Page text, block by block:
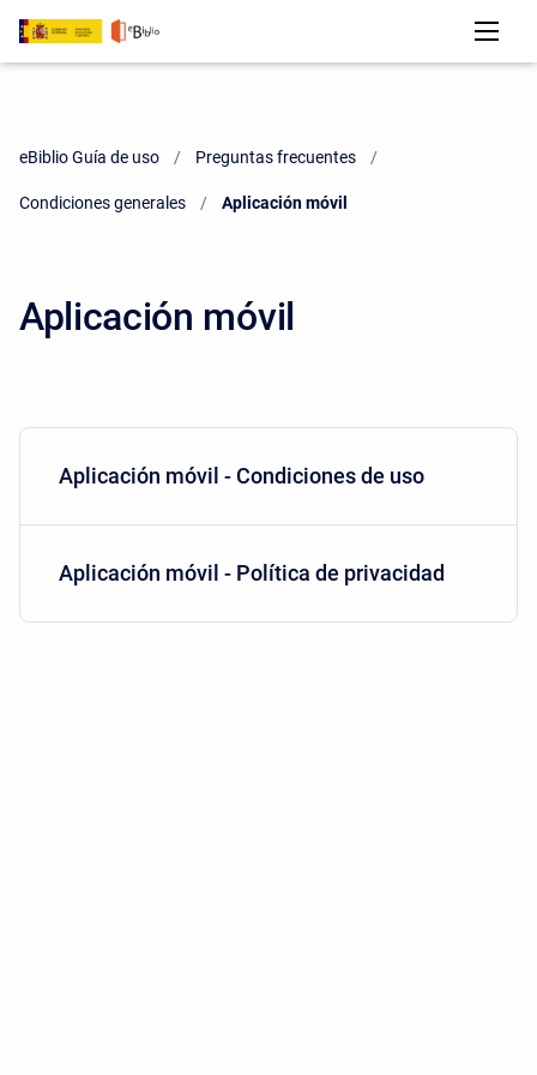
eBiblio Guía de uso Preguntas frecuentes
Condiciones generales Current:
Aplicación móvil
Aplicación móvil
Aplicación móvil - Condiciones de uso
Aplicación móvil - Política de privacidad